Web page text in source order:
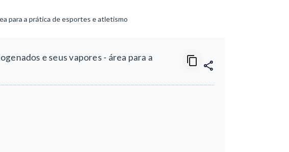
para a prática de esportes e atletismo
e seus vapores - área para a